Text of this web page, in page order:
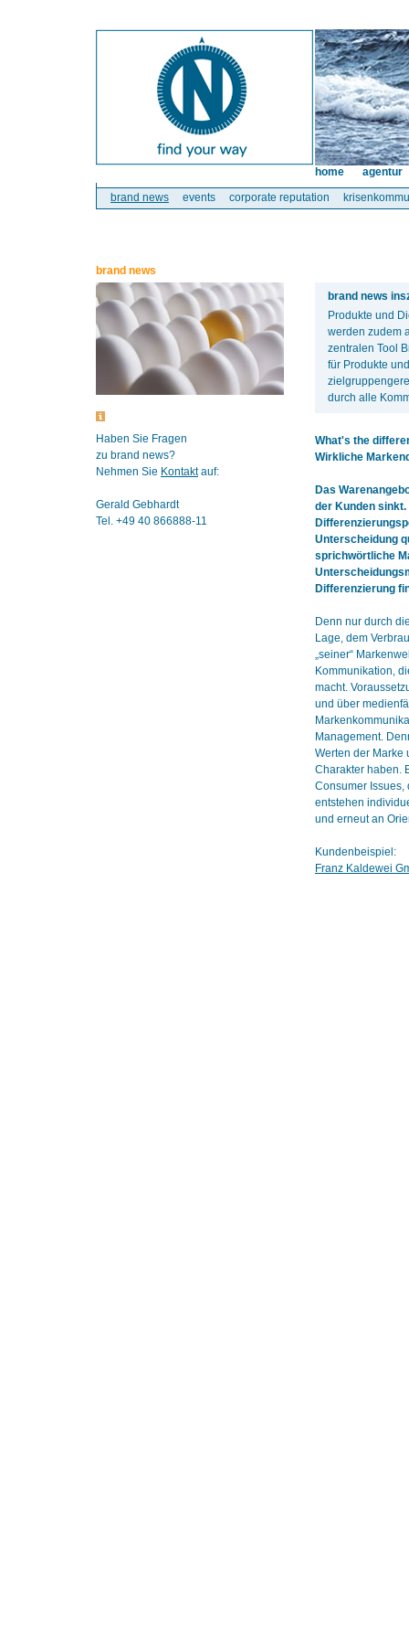
brand news events corporate reputation
home agentur
brand news
Haben Sie Fragen
zu brand news?
Nehmen Sie Kontaktauf:
Gerald Gebhardt
Tel. +49 40 866888-11
brand news
Produkte und
werden zudem
zentralen Tool
für Produkte
durch alle
What's the
Wirkliche
Das
der Kunden sinkt.
Unterscheidung
sprichwörtliche
Differenzierung
Denn nur durch
Lage, dem
„seiner“
Kommunikation,
macht.
und über
Management.
Werten der Marke
Charakter haben.
Consumer Issues,
entstehen
und erneut an
Kundenbeispiel:
Franz Kaldewei